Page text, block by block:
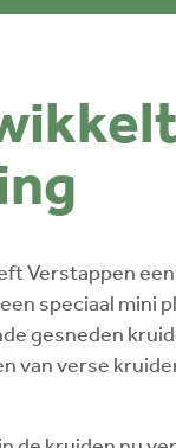
Verstappen
speciaal mini
gesneden
van verse